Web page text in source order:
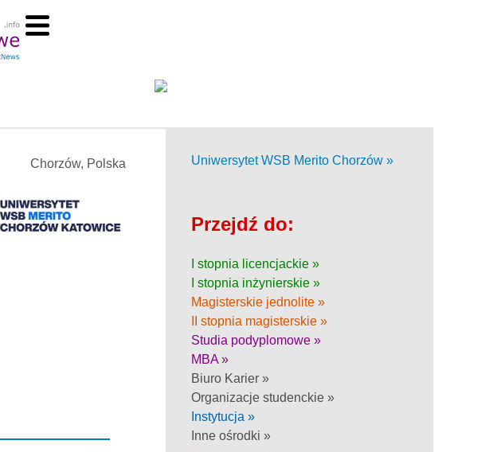
Chorzów, Polska Uniwersytet WSB Merito Chorzów »
Przejdź do:
I stopnia licencjackie »
I stopnia inżynierskie »
Magisterskie jednolite »
II stopnia magisterskie »
Studia podyplomowe »
MBA »
Biuro Karier »
Organizacje studenckie »
Instytucja »
Inne ośrodki »